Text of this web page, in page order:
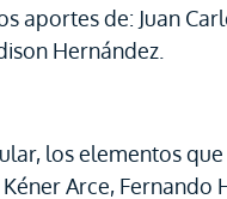
aportes de: Juan
Hernández.
los elementos
Arce, Fernando